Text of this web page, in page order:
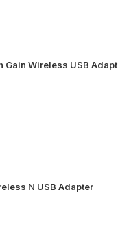
Gain Wireless USB
N USB Adapter